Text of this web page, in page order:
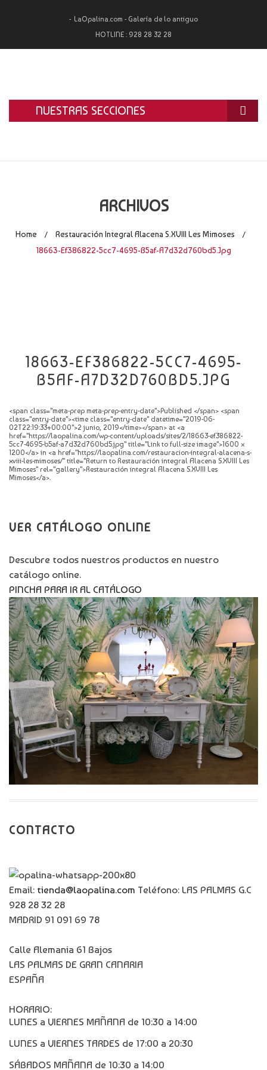
LaOpalina.com - Galería de lo antiguo
HOTLINE : 928 28 32 28
NUESTRAS SECCIONES
LA OPALINA
TASACIÓN Y COMPRA
ARCHIVOS
Home / Restauración Integral Alacena S.XVIII Les Mimoses /
18663-Ef386822-5cc7-4695-B5af-A7d32d760bd5.jpg
18663-EF386822-5CC7-4695-
B5AF-A7D32D760BD5.JPG
<span class="meta-prep meta-prep-entry-date">Published </span> <span
class="entry-date"><time class="entry-date" datetime="2019-06-
02T22:19:33+00:00">2 junio, 2019</time></span> at <a
href="https://laopalina.com/wp-content/uploads/sites/2/18663-ef386822-
5cc7-4695-b5af-a7d32d760bd5.jpg" title="Link to full-size image">1600 ×
1200</a> in <a href="https://laopalina.com/restauracion-integral-alacena-s-
xviii-les-mimoses/" title="Return to Restauración integral Alacena S.XVIII Les
Mimoses" rel="gallery">Restauración integral Alacena S.XVIII Les
Mimoses</a>.
VER CATÁLOGO ONLINE
Descubre todos nuestros productos en nuestro
catálogo online.
PINCHA PARA IR AL CATÁLOGO
CONTACTO
Email: tienda@laopalina.com Teléfono: LAS PALMAS G.C
928 28 32 28
MADRID 91 091 69 78
Calle Alemania 61 Bajos
LAS PALMAS DE GRAN CANARIA
ESPAÑA
HORARIO:
LUNES a VIERNES MAÑANA de 10:30 a 14:00
LUNES a VIERNES TARDES de 17:00 a 20:30
SÁBADOS MAÑANA de 10:30 a 14:00